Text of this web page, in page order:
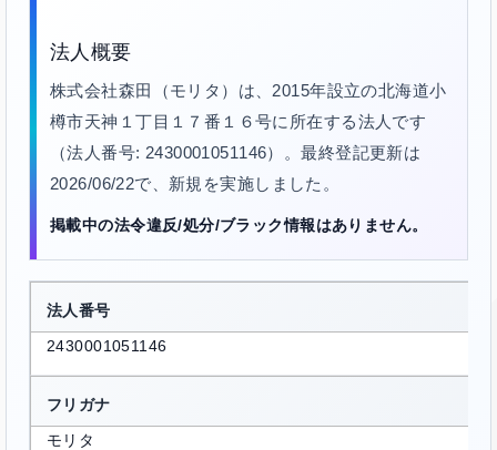
法人概要
株式会社森田（モリタ）は、2015年設立の北海道小
樽市天神１丁目１７番１６号に所在する法人です
（法人番号: 2430001051146）。最終登記更新は
2026/06/22で、新規を実施しました。
掲載中の法令違反/処分/ブラック情報はありません。
法人番号
2430001051146
フリガナ
モリタ